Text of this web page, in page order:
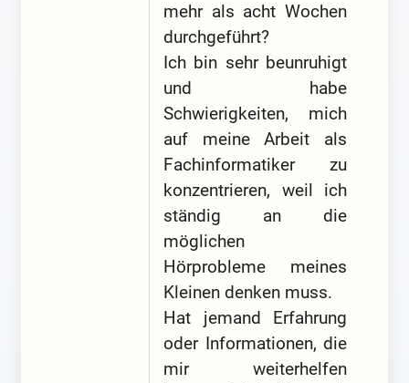
mehr als acht Wochen
durchgeführt?
Ich bin sehr beunruhigt
und habe
Schwierigkeiten, mich
auf meine Arbeit als
Fachinformatiker zu
konzentrieren, weil ich
ständig an die
möglichen
Hörprobleme meines
Kleinen denken muss.
Hat jemand Erfahrung
oder Informationen, die
mir weiterhelfen